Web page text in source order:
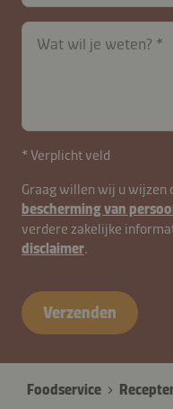
contactNL-
B2B-
Wat wil je weten?
* Verplicht veld
Graag willen wij u wijzen
bescherming van
verdere zakelijke
disclaimer.
Verzenden
Foodservice